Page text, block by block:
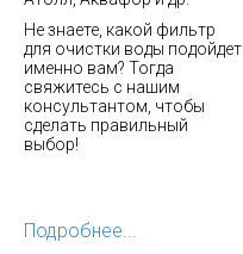
Не знаете, какой фильтр
для очистки воды подойдет
именно вам? Тогда
свяжитесь с нашим
консультантом, чтобы
сделать правильный
выбор!
Подробнее...